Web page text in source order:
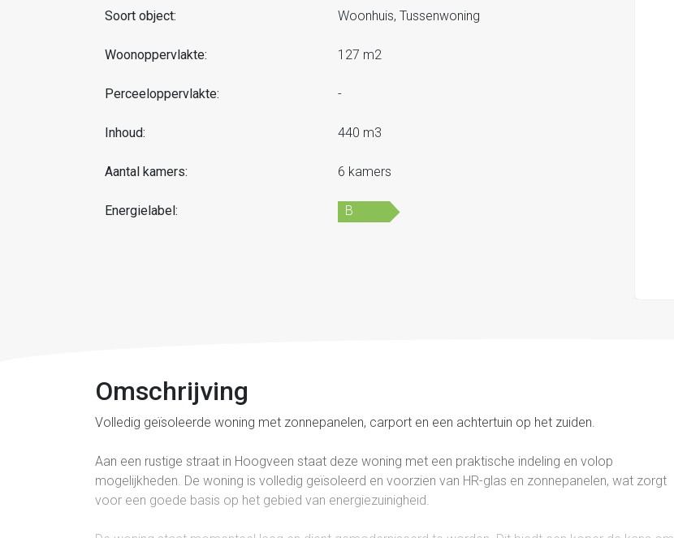
Soort object: Woonhuis, Tussenwoning
Woonoppervlakte: 127 m2
Perceeloppervlakte: -
Inhoud: 440 m3
Aantal kamers: 6 kamers
Energielabel: B
Omschrijving
Volledig geïsoleerde woning met zonnepanelen, carport en een achtertuin op het zuiden.
Aan een rustige straat in Hoogveen staat deze woning met een praktische indeling en volop
mogelijkheden. De woning is volledig geïsoleerd en voorzien van HR-glas en zonnepanelen, wat zorgt
voor een goede basis op het gebied van energiezuinigheid.